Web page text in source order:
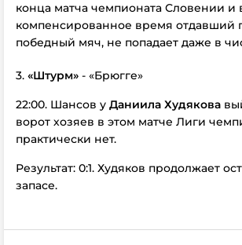
конца матча чемпионата Словении и
компенсированное время отдавший
победный мяч, не попадает даже в
3. «Штурм» - «Брюгге»
22:00. Шансов у Даниила Худякова
ворот хозяев в этом матче Лиги
практически нет.
Результат: 0:1. Худяков продолжает
запасе.